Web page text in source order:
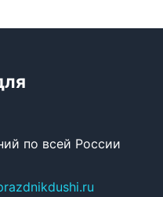
по всей России